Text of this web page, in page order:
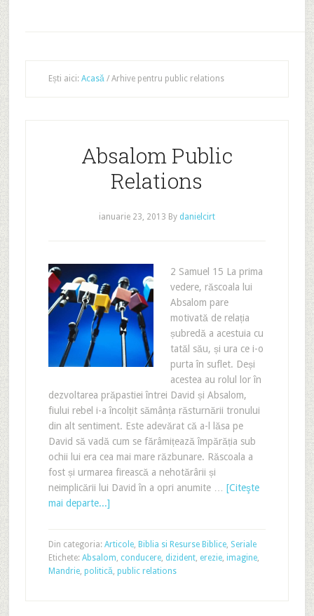
Ești aici: Acasă /Arhive pentru public relations
Absalom Public
Relations
ianuarie 23, 2013 By danielcirt
2 Samuel 15 La prima
vedere, răscoala lui
Absalom pare
motivată de relația
șubredă a acestuia cu
tatăl său, și ura ce i-o
purta în suflet. Deși
acestea au rolul lor în
dezvoltarea prăpastiei întrei David și Absalom,
fiului rebel i-a încolțit sămânța răsturnării tronului
din alt sentiment. Este adevărat că a-l lăsa pe
David să vadă cum se fărâmițează împărăția sub
ochii lui era cea mai mare răzbunare. Răscoala a
fost și urmarea firească a nehotărârii și
neimplicării lui David în a opri anumite … [Citeşte
mai departe...]
Din categoria: Articole, Biblia si Resurse Biblice, Seriale
Etichete: Absalom, conducere, dizident, erezie, imagine,
Mandrie, politică, public relations